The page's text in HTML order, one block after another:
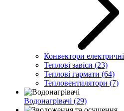
Конвектори електричні
Теплові завіси (23)
Теплові гармати (64)
Тепловентилятори (7)
Водонагрівачі (29)